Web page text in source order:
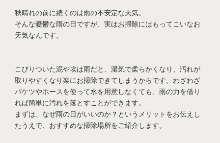
秋晴れの前に続くのは雨の不安定な天気。
そんな憂鬱な雨の日ですが、実はお掃除にはもってこいなお
天気なんです。
こびりついた泥や埃は雨だと、湿気で柔らかくなり、汚れが
取りやすくなり楽にお掃除できてしまうからです。 わざわざ
バケツやホースを使って水を用意しなくても、雨の力を借り
れば簡単に汚れを落とすことができます。
まずは、なぜ雨の日がいいのか？というメリットをお伝えし
たうえで、おすすめな掃除場所をご紹介します。